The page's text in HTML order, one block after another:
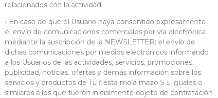
relacionados con la actividad.
• En caso de que el Usuario haya consentido expresamente
el envío de comunicaciones comerciales por vía electrónica
mediante la suscripción de la NEWSLETTER; el envío de
dichas comunicaciones por medios electrónicos informando
a los Usuarios de las actividades, servicios, promociones,
publicidad, noticias, ofertas y demás información sobre los
servicios y productos de Tu fiesta mola mazo S.L iguales o
similares a los que fueron inicialmente objeto de contratación